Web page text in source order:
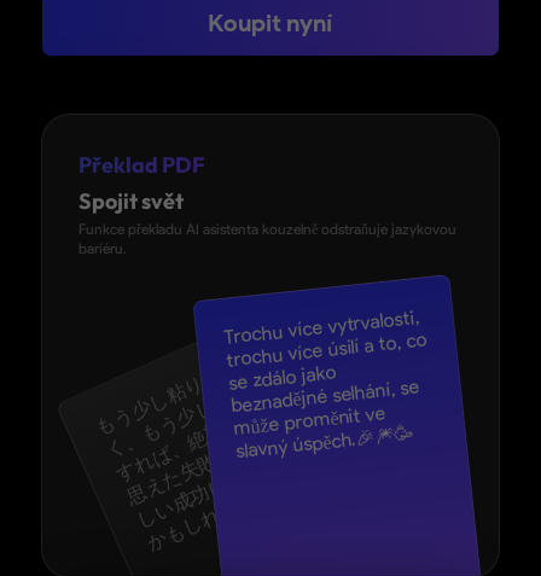
Zjednodušené úpravy
stránky vložením, extrahováním,
Naučte se, jak upravit PDF na
Bezplatné stažení
Koupit nyní
Překlad PDF
Spojit svět
Funkce překladu AI asistenta kouzelně odstraňuje jazykovou
bariéru.
も
う
少
し
粘
り
強
く
、
も
う
少
し
努
力
す
れ
ば
、
絶
望
的
に
思
え
た
失
敗
が
輝
か
し
い
成
功
に
変
わ
る
か
も
し
れ
ま
せ
ん
。
Trochu více vytrvalosti,
trochu více úsilí a to, co
se zdálo jako
beznadějné selhání, se
může proměnit ve
slavný úspěch.🎉🎆🥳